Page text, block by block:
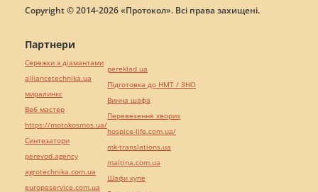
Copyright © 2014-2026 «Протокол». Всі права захищені.
Партнери
Сережки з діамантами
alliancetechnika.ua
миралинкс
Веб мастер
https://motokosmos.ua/
Синтезатори
perevod.agency
agrotechnika.com.ua
europeservice.com.ua
pereklad.ua
Підготовка до НМТ / ЗНО
Винна шафа
Перевезення хворих
hospice-life.com.ua/
mk-translations.ua
maltina.com.ua
Шафи купе